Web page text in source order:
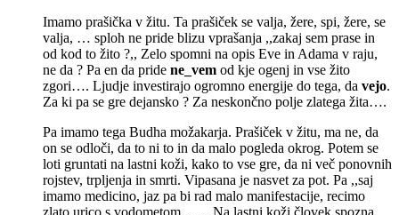
Imamo prašička v žitu. Ta prašiček se valja, žere, spi, žere, se
valja, … sploh ne pride blizu vprašanja ,,zakaj sem prase in
od kod to žito ?,, Zelo spomni na opis Eve in Adama v raju,
ne da ? Pa en da pride ne_vem od kje ogenj in vse žito
zgori…. Ljudje investirajo ogromno energije do tega, da vejo.
Za ki pa se gre dejansko ? Za neskončno polje zlatega žita….
Pa imamo tega Budha možakarja. Prašiček v žitu, ma ne, da
on se odloči, da to ni to in da malo pogleda okrog. Potem se
loti gruntati na lastni koži, kako to vse gre, da ni več ponovnih
rojstev, trpljenja in smrti. Vipasana je nasvet za pot. Pa ,,saj
imamo medicino, jaz pa bi rad malo manifestacije, recimo
zlato urico s vodometom,, …. Na lastni koži človek spozna,